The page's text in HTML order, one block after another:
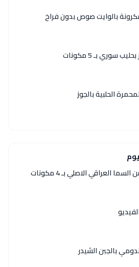
بالوايت صوص بدون فراخ
سوري بـ 5 مكونات
الحلبية بالجوز
العراقي الاصلي بـ 4 مكونات
بالجبن الشيدر